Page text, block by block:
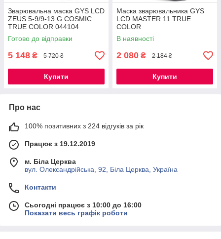
Зварювальна маска GYS LCD
ZEUS 5-9/9-13 G COSMIC
TRUE COLOR 044104
Готово до відправки
5 148 ₴ 5 720 ₴
Купити
Маска зварювальника GYS
LCD MASTER 11 TRUE
COLOR
В наявності
2 080 ₴ 2 184 ₴
Купити
Про нас
100% позитивних з 224 відгуків за рік
Працює з 19.12.2019
м. Біла Церква
вул. Олександрійська, 92, Біла Церква, Україна
Контакти
Сьогодні працює з 10:00 до 16:00
Показати весь графік роботи